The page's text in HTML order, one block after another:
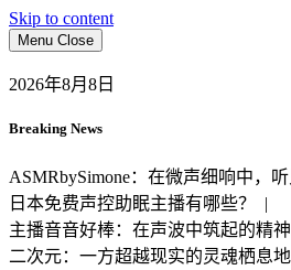
Skip to content
Menu Close
2026年8月8日
Breaking News
ASMRbySimone：在微声细响中，
日本免费声控助眠主播有哪些？ |
主播音音好棒：在声波中筑起的精
二次元：一方超越现实的灵魂栖息